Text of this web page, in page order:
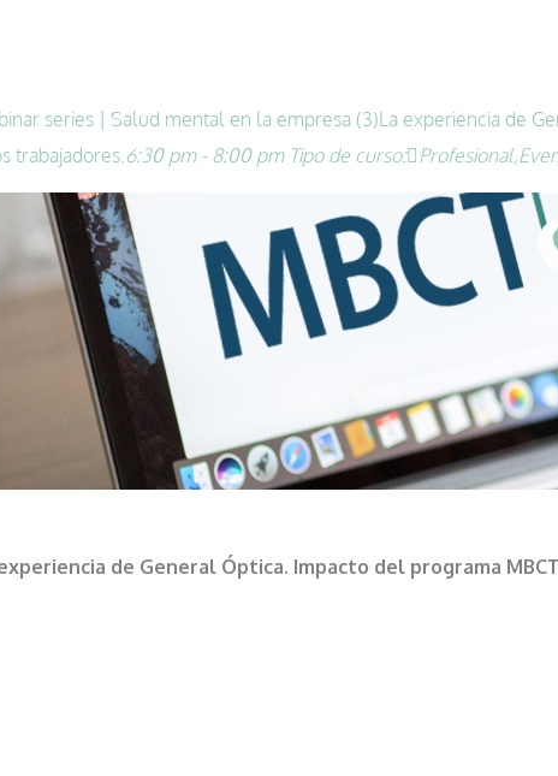
series | Salud mental en la empresa (3)La experiencia de
trabajadores.6:30 pm - 8:00 pm Tipo de curso: Profesional,
de General Óptica. Impacto del programa